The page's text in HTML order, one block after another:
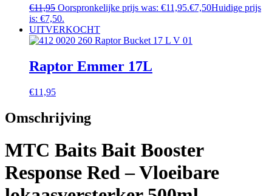
€11,95 Oorspronkelijke prijs was: €11,95.€7,50Huidige prijs
is: €7,50.
UITVERKOCHT
Raptor Emmer 17L
€11,95
Omschrijving
MTC Baits Bait Booster
Response Red – Vloeibare